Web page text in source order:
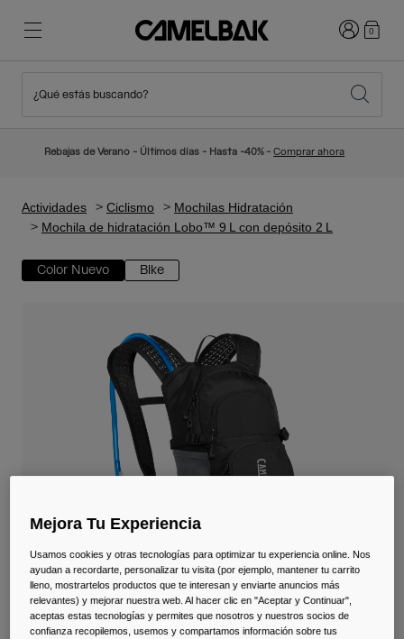
Novedades
Mochilas Hidratación
Bidones
Botellas
Tazas y Vasos
Riñoneras
Bolsas Bici
Bolsas Hidratación
Accessorios
Senderismo
Esquí y snowboard
Viajar y estilo de vida
Adiós a los desechables
Iniciar0
¿Qué estás buscando?
Rebajas de Verano - Últimos días - Hasta -40% -Comprar ahora
Actividades Ciclismo
Mochilas Hidratación
Mochila de hidratación Lobo™ 9 L con depósito 2 L
Color Nuevo Bike
Mejora Tu Experiencia
Usamos cookies y otras tecnologías para optimizar tu experiencia online. Nos
ayudan a recordarte, personalizar tu visita (por ejemplo, mantener tu carrito
lleno, mostrartelos productos que te interesan y enviarte anuncios más
relevantes) y mejorar nuestra web. Al hacer clic en "Aceptar y Continuar",
aceptas estas tecnologías y permites que nosotros y nuestros socios de
confianza recopilemos, usemos y compartamos información sobre tus